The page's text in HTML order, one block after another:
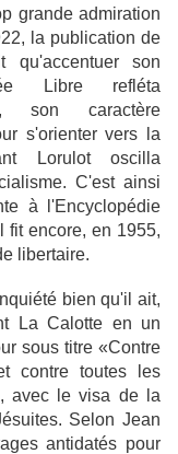
grande admiration
la publication de
son
Libre refléta
son caractère
s'orienter vers la
Lorulot oscilla
C'est ainsi
à l'Encyclopédie
fit encore, en 1955,
libertaire.
bien qu'il ait,
La Calotte en un
sous titre «Contre
contre toutes les
avec le visa de la
Selon Jean
antidatés pour